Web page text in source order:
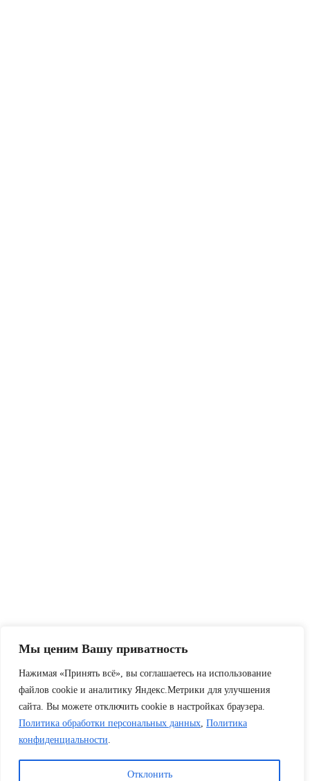
Мы ценим Вашу приватность
Нажимая «Принять всё», вы соглашаетесь на использование
файлов cookie и аналитику Яндекс.Метрики для улучшения
сайта. Вы можете отключить cookie в настройках браузера.
Политика обработки персональных данных, Политика
конфиденциальности.
Отклонить